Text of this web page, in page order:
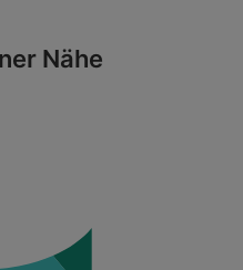
Nähe